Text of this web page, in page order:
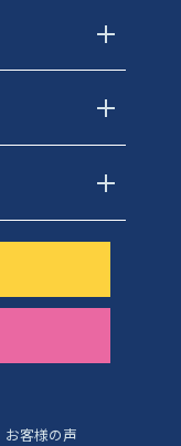
お客様の声